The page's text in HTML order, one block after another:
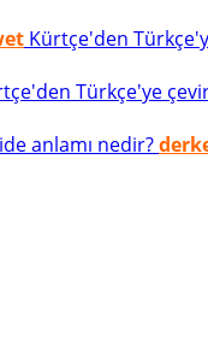
Kürtçe'den
Türkçe'ye
anlamı nedir?